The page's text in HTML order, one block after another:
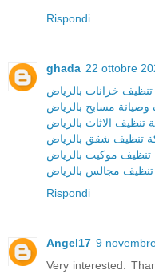
Rispondi
ghada 22 ottobre
خزانات بالرياض
مسابح بالرياض
تنظيف الاثاث بالرياض
تنظيف شقق بالرياض
موكيت بالرياض
مجالس بالرياض
Rispondi
Angel17 9
Very interested.